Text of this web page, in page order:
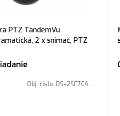
PTZ TandemVu
2 x snímač, PTZ
(2.8mm), kompresia:
30fps pri (2560 × 1440)
(3632 × 1632), IR/Biele
Obj. čislo: DS-2SE7C425MWG-EB/26(F0)(O-STD)